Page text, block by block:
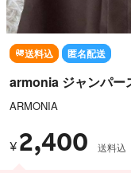
送料込 匿名配送
armonia ジャンパー
ARMONIA
¥ 2,400 送料込